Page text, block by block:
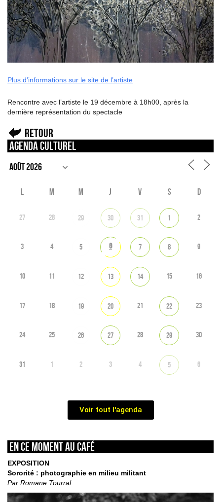
Plus d’informations sur le site de l’artiste
Rencontre avec l’artiste le 19 décembre à 18h00, après la
dernière représentation du spectacle
Retour
Agenda culturel
L M M J V S D
27 28 29 30 31 1 2
3 4 5 6 7 8 9
10 11 12 13 14 15 16
17 18 19 20 21 22 23
24 25 26 27 28 29 30
31 1 2 3 4 5 6
Voir tout l'agenda
En ce moment au café
EXPOSITION
Sororité : photographie en milieu militant
Par Romane Tourral